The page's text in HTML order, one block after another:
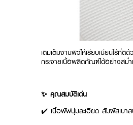
เติมเต็มงานผิวให้เรียบเนียนไร้
กระจายเนื้อผลิตภัณฑ์ได้อย่างสม่
✨ คุณสมบัติเด่น
✔️ เนื้อพัฟนุ่มละเอียด สัมผัสเบา